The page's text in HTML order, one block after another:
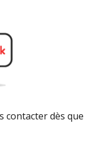
contacter dès que